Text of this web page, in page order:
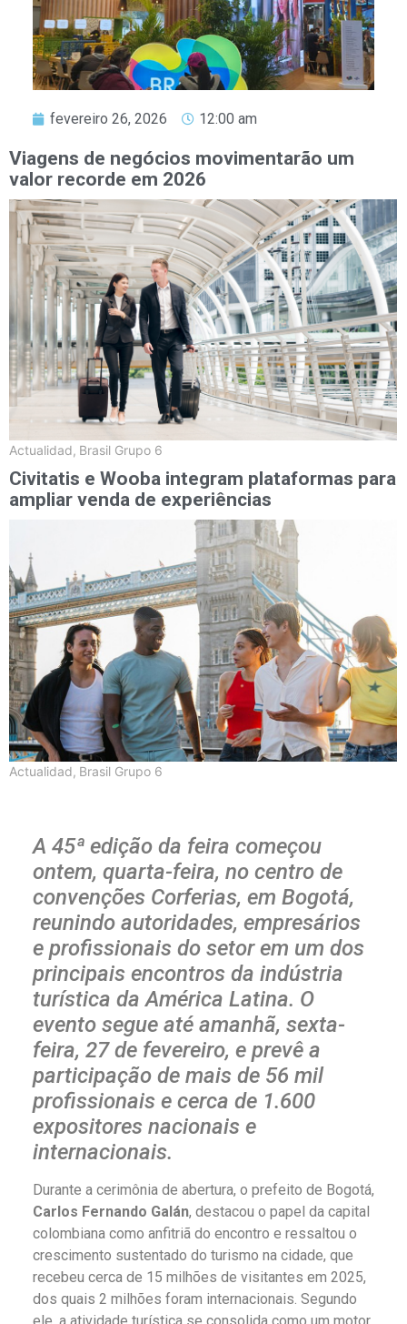
fevereiro 26, 2026 12:00 am
Viagens de negócios movimentarão um
valor recorde em 2026
Actualidad, Brasil Grupo 6
Civitatis e Wooba integram plataformas para
ampliar venda de experiências
Actualidad, Brasil Grupo 6
A 45ª edição da feira começou
ontem, quarta-feira, no centro de
convenções Corferias, em Bogotá,
reunindo autoridades, empresários
e profissionais do setor em um dos
principais encontros da indústria
turística da América Latina. O
evento segue até amanhã, sexta-
feira, 27 de fevereiro, e prevê a
participação de mais de 56 mil
profissionais e cerca de 1.600
expositores nacionais e
internacionais.
Durante a cerimônia de abertura, o prefeito de Bogotá,
Carlos Fernando Galán, destacou o papel da capital
colombiana como anfitriã do encontro e ressaltou o
crescimento sustentado do turismo na cidade, que
recebeu cerca de 15 milhões de visitantes em 2025,
dos quais 2 milhões foram internacionais. Segundo